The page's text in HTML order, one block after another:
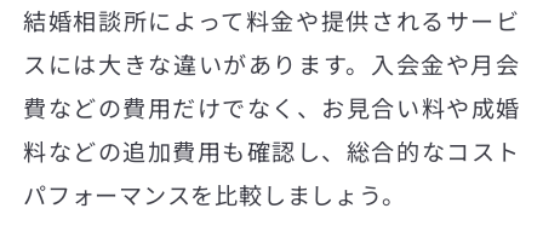
結婚相談所によって料金や提供されるサービ
スには大きな違いがあります。入会金や月会
費などの費用だけでなく、お見合い料や成婚
料などの追加費用も確認し、総合的なコスト
パフォーマンスを比較しましょう。